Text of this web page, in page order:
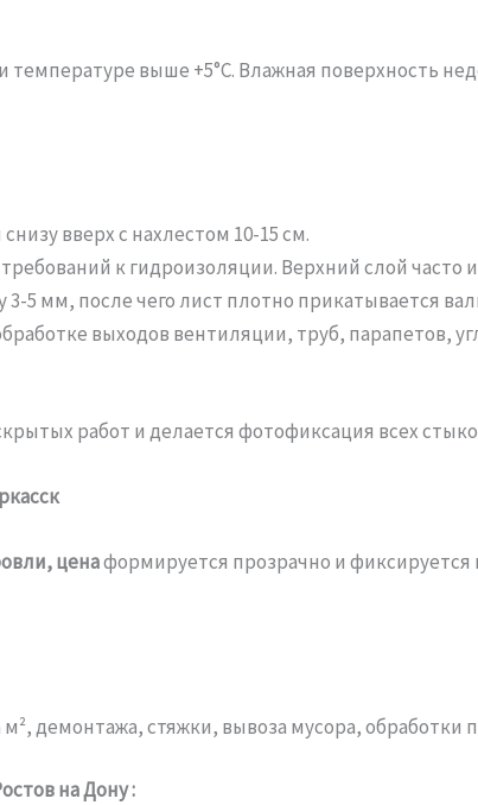
температуре выше +5°C. Влажная поверхность
вверх с нахлестом 10-15 см.
к гидроизоляции. Верхний слой
3-5 мм, после чего лист плотно прикатывается
выходов вентиляции, труб, парапетов,
работ и делается фотофиксация всех
ценаформируется прозрачно и фиксируется
демонтажа, стяжки, вывоза мусора, обработки
на Дону :